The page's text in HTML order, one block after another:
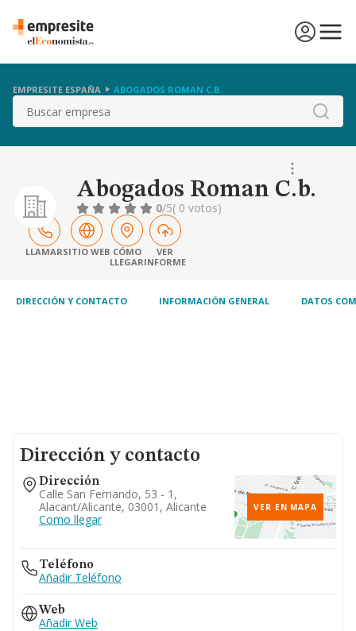
EMPRESITE ESPAÑA ABOGADOS ROMAN C.B.
Buscar
Abogados Roman C.b.
0/5( 0 votos)
LLAMARSITIO WEB CÓMO
LLEGAR
VER
INFORME
DIRECCIÓN Y CONTACTO INFORMACIÓN GENERAL DATOS
Dirección y contacto
Dirección
Calle San Fernando, 53 - 1,
Alacant/alicante, 03001, Alicante
Como llegar
VER EN MAPA
Teléfono
Añadir Teléfono
Web
Añadir Web